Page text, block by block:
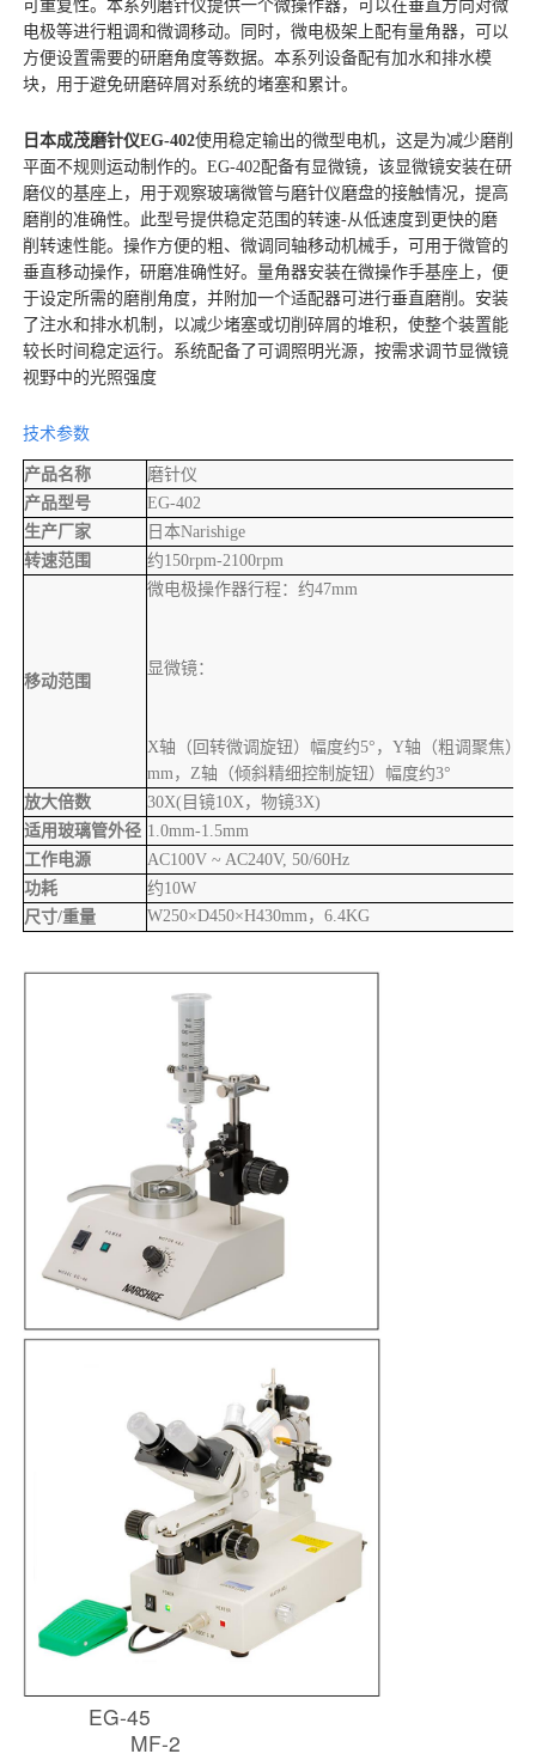
可重复性。本系列磨针仪提供一个微操作器，可以在垂直方向对微
电极等进行粗调和微调移动。同时，微电极架上配有量角器，可以
方便设置需要的研磨角度等数据。本系列设备配有加水和排水模
块，用于避免研磨碎屑对系统的堵塞和累计。
日本成茂磨针仪EG-402使用稳定输出的微型电机，这是为减少磨削
平面不规则运动制作的。 EG-402配备有显微镜，该显微镜安装在研
磨仪的基座上，用于观察玻璃微管与磨针仪磨盘的接触情况，提高
磨削的准确性。此型号提供稳定范围的转速-从低速度到更快的磨
削转速性能。操作方便的粗、微调同轴移动机械手，可用于微管的
垂直移动操作，研磨准确性好。量角器安装在微操作手基座上，便
于设定所需的磨削角度，并附加一个适配器可进行垂直磨削。安装
了注水和排水机制，以减少堵塞或切削碎屑的堆积，使整个装置能
较长时间稳定运行。系统配备了可调照明光源，按需求调节显微镜
视野中的光照强度
技术参数
产品名称
磨针仪
产品型号
EG-402
生产厂家
日本Narishige
转速范围
约150rpm-2100rpm
移动范围
微电极操作器行程：约47mm
显微镜：
X轴（回转微调旋钮）幅度约5°， Y轴（粗调聚焦）
mm ， Z轴（倾斜精细控制旋钮）幅度约3°
放大倍数
30X( 目镜10X ，物镜3X)
适用玻璃管外径 1.0mm-1.5mm
工作电源
AC100V ~ AC240V, 50/60Hz
功耗
约10W
尺寸/重量
W250×D450×H430mm ，6.4KG
EG-45
MF-2